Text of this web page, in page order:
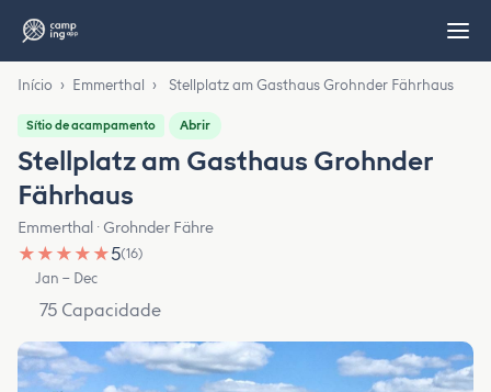
Início › Emmerthal › Stellplatz am Gasthaus Grohnder Fährhaus
Sítio de acampamento Abrir
Stellplatz am Gasthaus Grohnder
Fährhaus
Emmerthal · Grohnder Fähre
★ ★ ★ ★ ★5(16)
Jan – Dec
75 Capacidade